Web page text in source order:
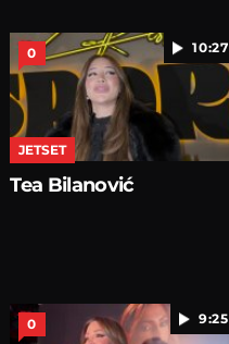
10:27
0
JETSET
Tea Bilanović
9:25
0